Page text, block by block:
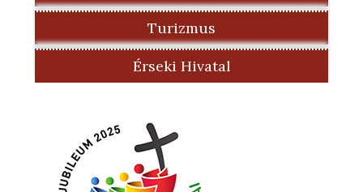
Turizmus
Érseki Hivatal